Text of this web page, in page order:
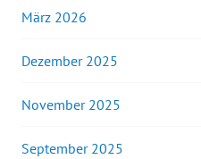
März 2026
Dezember 2025
November 2025
September 2025